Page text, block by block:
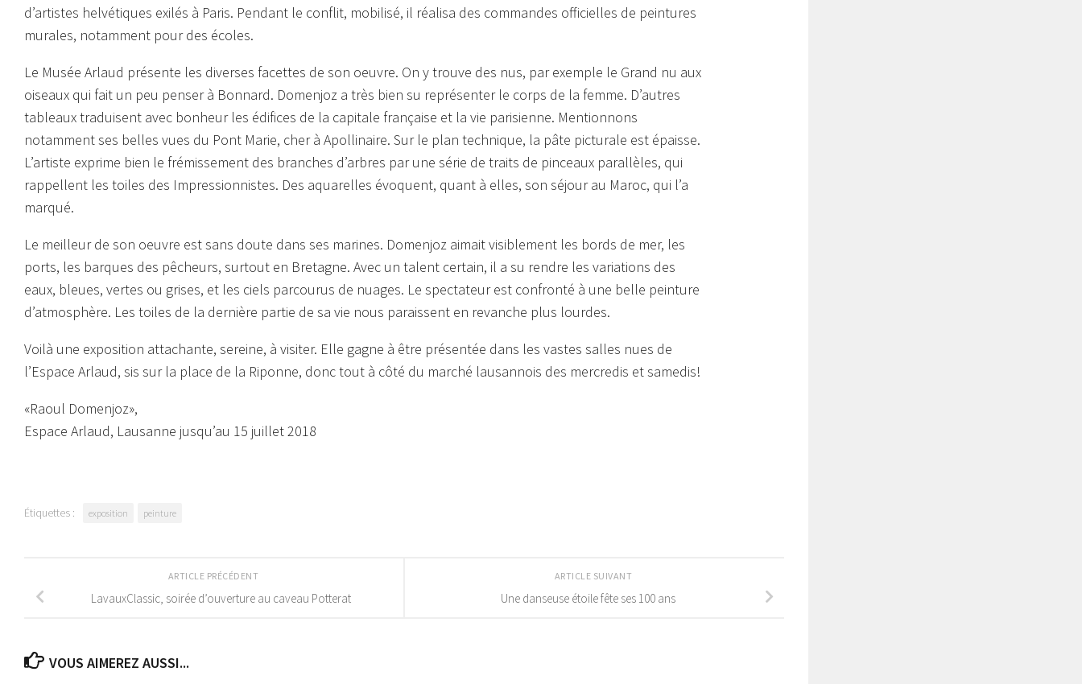
d’artistes helvétiques exilés à Paris. Pendant le conflit, mobilisé, il réalisa des commandes officielles de peintures
murales, notamment pour des écoles.
Le Musée Arlaud présente les diverses facettes de son oeuvre. On y trouve des nus, par exemple le Grand nu aux
oiseaux qui fait un peu penser à Bonnard. Domenjoz a très bien su représenter le corps de la femme. D’autres
tableaux traduisent avec bonheur les édifices de la capitale française et la vie parisienne. Mentionnons
notamment ses belles vues du Pont Marie, cher à Apollinaire. Sur le plan technique, la pâte picturale est épaisse.
L’artiste exprime bien le frémissement des branches d’arbres par une série de traits de pinceaux parallèles, qui
rappellent les toiles des Impressionnistes. Des aquarelles évoquent, quant à elles, son séjour au Maroc, qui l’a
marqué.
Le meilleur de son oeuvre est sans doute dans ses marines. Domenjoz aimait visiblement les bords de mer, les
ports, les barques des pêcheurs, surtout en Bretagne. Avec un talent certain, il a su rendre les variations des
eaux, bleues, vertes ou grises, et les ciels parcourus de nuages. Le spectateur est confronté à une belle peinture
d’atmosphère. Les toiles de la dernière partie de sa vie nous paraissent en revanche plus lourdes.
Voilà une exposition attachante, sereine, à visiter. Elle gagne à être présentée dans les vastes salles nues de
l’Espace Arlaud, sis sur la place de la Riponne, donc tout à côté du marché lausannois des mercredis et samedis!
«Raoul Domenjoz»,
Espace Arlaud, Lausanne jusqu’au 15 juillet 2018
Étiquettes : exposition peinture
ARTICLE SUIVANT
Une danseuse étoile fête ses 100 ans
ARTICLE PRÉCÉDENT
LavauxClassic, soirée d’ouverture au caveau Potterat
VOUS AIMEREZ AUSSI...